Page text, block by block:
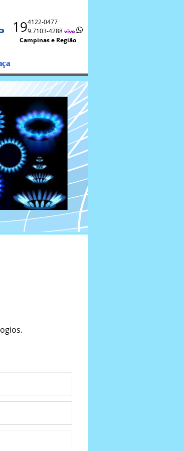
194122-0477
9.7103-4288
Campinas e Região